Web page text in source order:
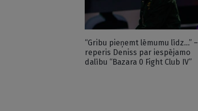
“Gribu pieņemt lēmumu līdz…” –
reperis Deniss par iespējamo
dalību “Bazara 0 Fight Club IV”